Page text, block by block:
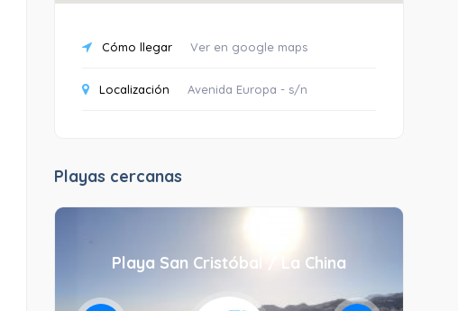
Cómo llegar Ver en google maps
Localización Avenida Europa - s/n
Playas cercanas
Playa San Cristóbal / La China